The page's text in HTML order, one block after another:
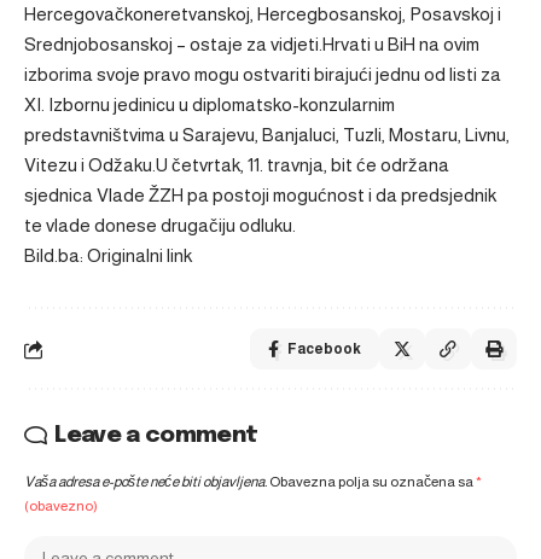
Hercegovačkoneretvanskoj, Hercegbosanskoj, Posavskoj i
Srednjobosanskoj – ostaje za vidjeti.Hrvati u BiH na ovim
izborima svoje pravo mogu ostvariti birajući jednu od listi za
XI. Izbornu jedinicu u diplomatsko-konzularnim
predstavništvima u Sarajevu, Banjaluci, Tuzli, Mostaru, Livnu,
Vitezu i Odžaku.U četvrtak, 11. travnja, bit će održana
sjednica Vlade ŽZH pa postoji mogućnost i da predsjednik
te vlade donese drugačiju odluku.
Bild.ba: Originalni link
Facebook
Leave a comment
Vaša adresa e-pošte neće biti objavljena. Obavezna polja su označena sa*
(obavezno)